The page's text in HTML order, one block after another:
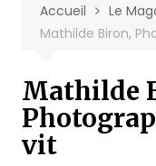
Accueil
Le
Mathilde Biron,
Mathilde
vit